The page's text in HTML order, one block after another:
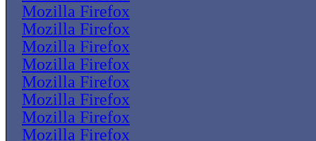
Mozilla Firefox
Mozilla Firefox
Mozilla Firefox
Mozilla Firefox
Mozilla Firefox
Mozilla Firefox
Mozilla Firefox
Mozilla Firefox